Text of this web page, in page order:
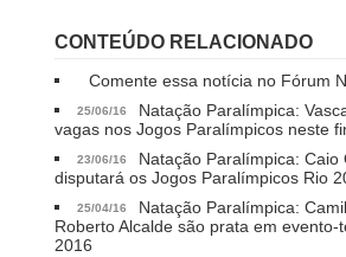
CONTEÚDO RELACIONADO
Comente essa notícia no Fórum
25/06/16
Natação Paralímpica:
vagas nos Jogos Paralímpicos neste
23/06/16
Natação Paralímpica: Caio
disputará os Jogos Paralímpicos Rio
25/04/16
Natação Paralímpica:
Roberto Alcalde são prata em evento-
2016